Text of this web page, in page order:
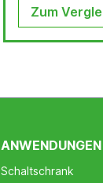
Zum
ANWENDUNGEN
Schaltschrank